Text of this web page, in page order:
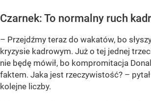
Czarnek: To normalny ruch
– Przejdźmy teraz do wakatów, bo
kryzysie kadrowym. Już o tej jednej
nie będę mówił, bo kompromitacja
faktem. Jaka jest rzeczywistość? –
kolejne liczby.